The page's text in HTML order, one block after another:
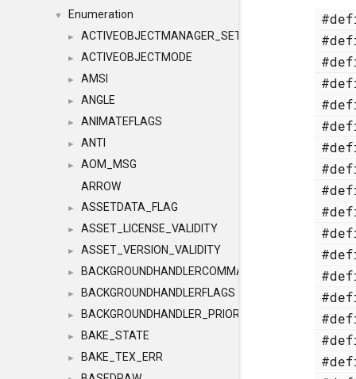
▼ Enumeration
► ACTIVEOBJECTMANAGER_SETOBJECTS
► ACTIVEOBJECTMODE
► AMSI
► ANGLE
► ANIMATEFLAGS
► ANTI
►
AOM_MSG
ARROW
► ASSETDATA_FLAG
► ASSET_LICENSE_VALIDITY
► ASSET_VERSION_VALIDITY
► BACKGROUNDHANDLERCOMMAND
► BACKGROUNDHANDLERFLAGS
► BACKGROUNDHANDLER_PRIORITY
► BAKE_STATE
► BAKE_TEX_ERR